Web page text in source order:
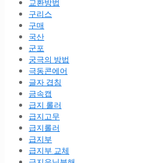
교환방법
구리스
구매
국산
군포
궁극의 방법
극동콘에어
글자 겹침
금속캡
급지 롤러
급지고무
급지롤러
급지부
급지부 교체